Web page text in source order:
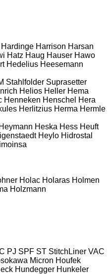
Hardinge Harrison Harsan
Hatz Haug Hauser Hawo
Hedelius Heesemann
Stahlfolder Suprasetter
Helios Heller Hema
Henneken Henschel Hera
Herlitzius Herma Hermle
Heska Hess Heuft
Heylo Hidrostal
Holac Holaras Holmen
Holzmann
PJ SPF ST StitchLiner VAC
Micron Houfek
Hundegger Hunkeler